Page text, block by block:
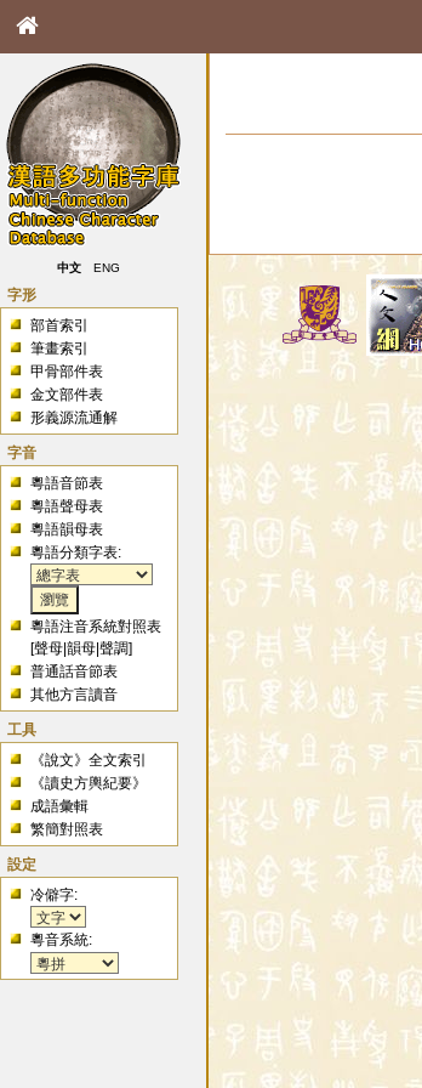
中文 ENG
字形
部首索引
筆畫索引
甲骨部件表
金文部件表
形義源流通解
字音
粵語音節表
粵語聲母表
粵語韻母表
粵語分類字表:
粵語注音系統對照表
[聲母 |韻母 |聲調]
普通話音節表
其他方言讀音
工具
《說文》全文索引
《讀史方輿紀要》
成語彙輯
繁簡對照表
設定
冷僻字:
粵音系統: